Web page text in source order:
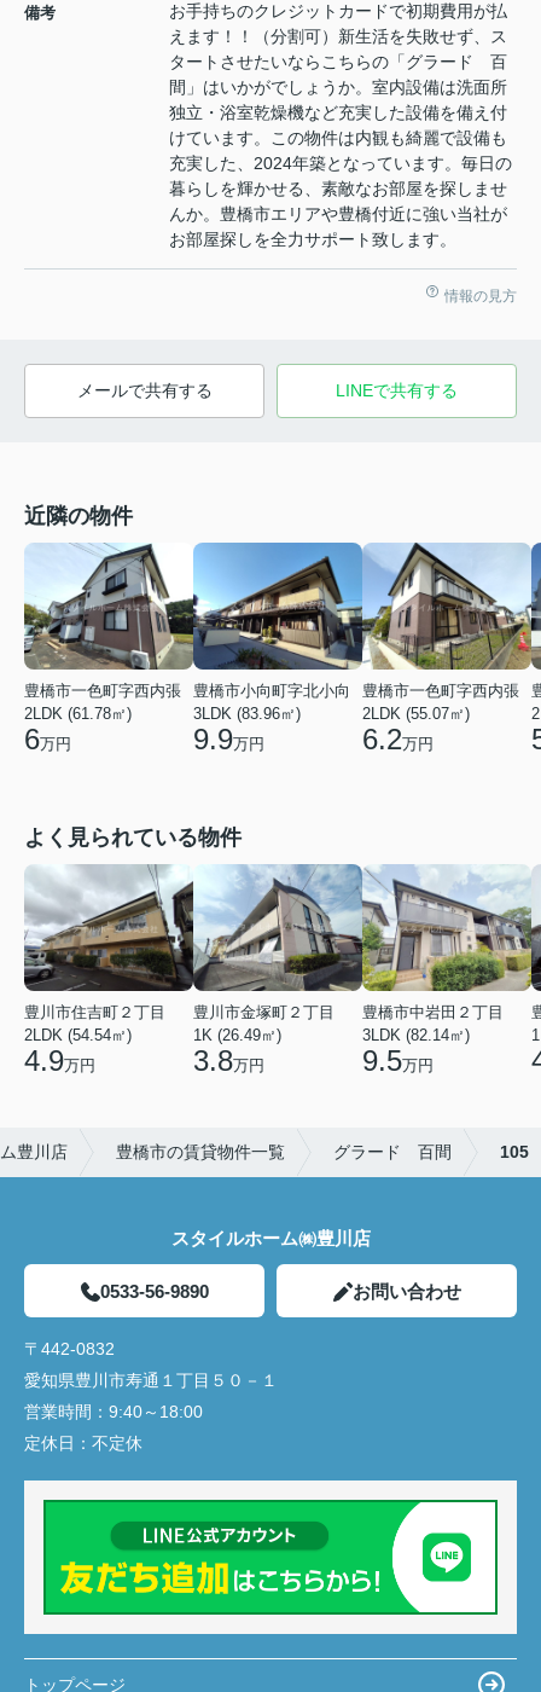
備考
お手持ちのクレジットカードで初期費用が払
えます！！（分割可）新生活を失敗せず、ス
タートさせたいならこちらの「グラード 百
間」はいかがでしょうか。室内設備は洗面所
独立・浴室乾燥機など充実した設備を備え付
けています。この物件は内観も綺麗で設備も
充実した、2024年築となっています。毎日の
暮らしを輝かせる、素敵なお部屋を探しませ
んか。豊橋市エリアや豊橋付近に強い当社が
お部屋探しを全力サポート致します。
情報の見方
メールで共有する LINEで共有する
近隣の物件
豊橋市一色町字西内張
2LDK (61.78㎡)
6万円
豊橋市小向町字北小向
3LDK (83.96㎡)
9.9万円
豊橋市一色町字西内張
2LDK (55.07㎡)
6.2万円
よく見られている物件
豊川市住吉町２丁目
2LDK (54.54㎡)
4.9万円
豊川市金塚町２丁目
1K (26.49㎡)
3.8万円
豊橋市中岩田２丁目
3LDK (82.14㎡)
9.5万円
豊川店 豊橋市の賃貸物件一覧 グラード 百間 105
スタイルホーム㈱豊川店
0533-56-9890 お問い合わせ
〒442-0832
愛知県豊川市寿通１丁目５０－１
営業時間： 9:40～18:00
定休日： 不定休
トップページ